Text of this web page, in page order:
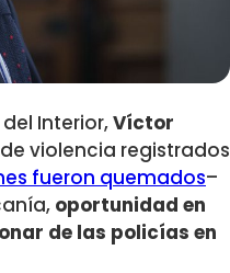
Interior,Víctor
violencia registrados
fueron quemados–
oportunidad en
de las policías en